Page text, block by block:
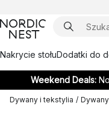
Nakrycie stołuDodatki do
Weekend Deals:
Dywany i tekstylia / Dywany